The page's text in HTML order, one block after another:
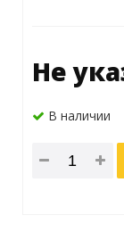
Не
В наличии